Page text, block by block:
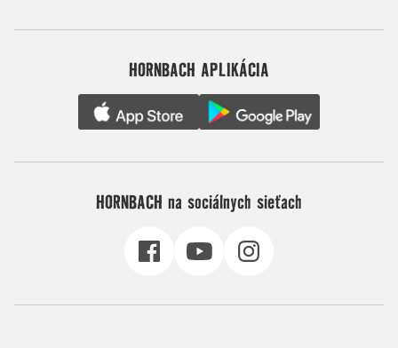
HORNBACH APLIKÁCIA
HORNBACH na sociálnych sieťach